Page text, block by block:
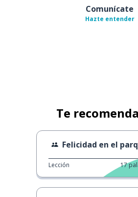
Comunícate
Hazte entender
Te
Felicidad en el parque de
Lección 17